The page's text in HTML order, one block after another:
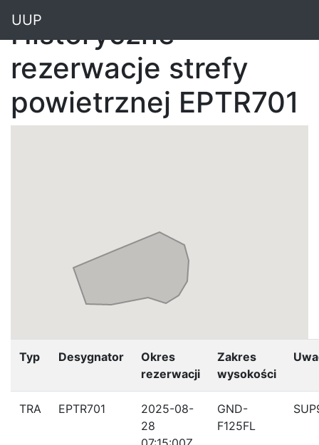
UUP
Historyczne
rezerwacje strefy
powietrznej EPTR701
Typ Desygnator
Okres
rezerwacji
Zakres
wysokości
TRA EPTR701
2025-08-
28
GND-
F125FL